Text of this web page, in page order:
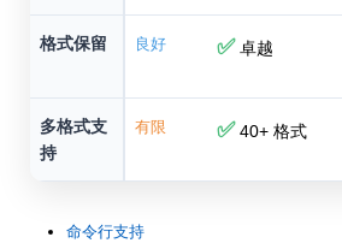
格式保留 良好 ✅卓越
多格式支
持
有限 ✅40+ 格式
命令行支持